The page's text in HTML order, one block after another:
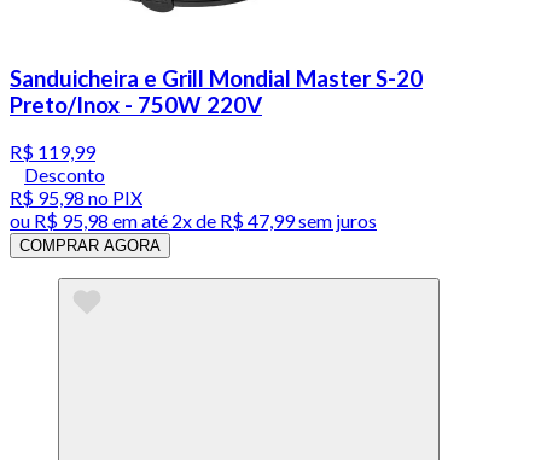
Sanduicheira e Grill Mondial Master S-20
Preto/Inox - 750W 220V
R$ 119,99
Desconto
R$ 95,98 no PIX
ou R$ 95,98 em até 2x de R$ 47,99 sem juros
COMPRAR AGORA